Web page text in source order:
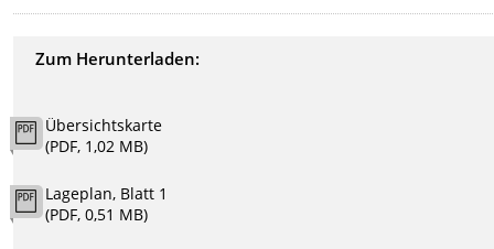
Zum Herunterladen:
Übersichtskarte
(PDF, 1,02 MB)
Lageplan, Blatt 1
(PDF, 0,51 MB)